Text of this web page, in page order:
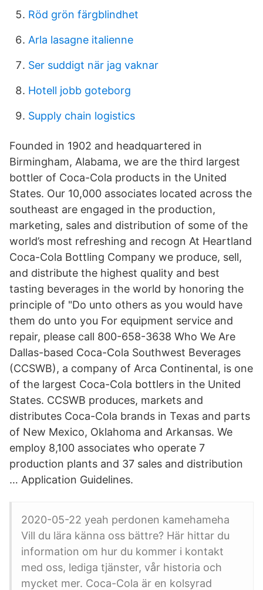
Röd grön färgblindhet
Arla lasagne italienne
Ser suddigt när jag vaknar
Hotell jobb goteborg
Supply chain logistics
Founded in 1902 and headquartered in
Birmingham, Alabama, we are the third largest
bottler of Coca-Cola products in the United
States. Our 10,000 associates located across the
southeast are engaged in the production,
marketing, sales and distribution of some of the
world’s most refreshing and recogn At Heartland
Coca-Cola Bottling Company we produce, sell,
and distribute the highest quality and best
tasting beverages in the world by honoring the
principle of "Do unto others as you would have
them do unto you For equipment service and
repair, please call 800-658-3638 Who We Are
Dallas-based Coca-Cola Southwest Beverages
(CCSWB), a company of Arca Continental, is one
of the largest Coca-Cola bottlers in the United
States. CCSWB produces, markets and
distributes Coca-Cola brands in Texas and parts
of New Mexico, Oklahoma and Arkansas. We
employ 8,100 associates who operate 7
production plants and 37 sales and distribution
… Application Guidelines.
2020-05-22 yeah perdonen kamehameha
Vill du lära känna oss bättre? Här hittar du
information om hur du kommer i kontakt
med oss, lediga tjänster, vår historia och
mycket mer. Coca-Cola är en kolsyrad